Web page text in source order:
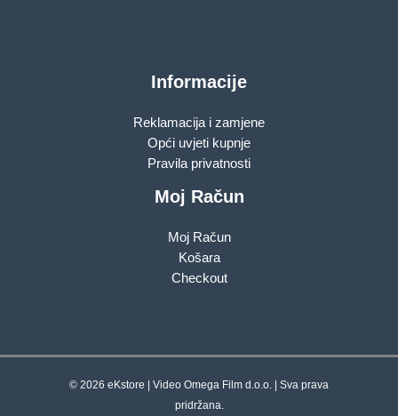
Informacije
Reklamacija i zamjene
Opći uvjeti kupnje
Pravila privatnosti
Moj Račun
Moj Račun
Košara
Checkout
© 2026 eKstore | Video Omega Film d.o.o. | Sva prava
pridržana.